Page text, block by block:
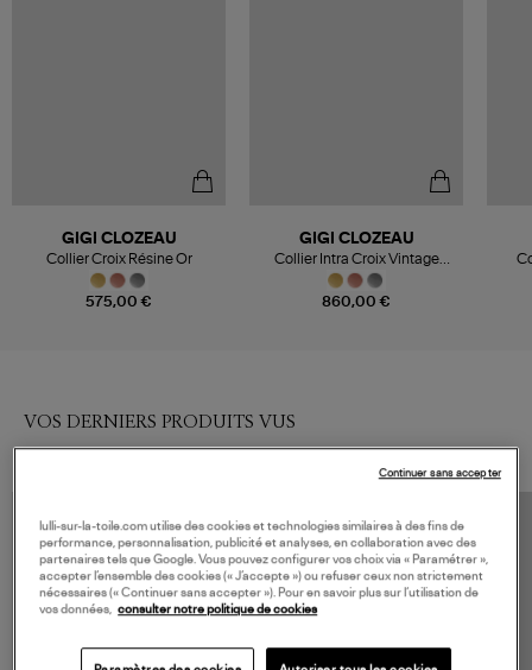
575,00 €
GIGI CLOZEAU
Collier Croix Résine Or
860,00 €
GIGI CLOZEAU
Collier Intra Croix Vintage
Diamants Résine Or
VOS DERNIERS PRODUITS VUS
lulli-sur-la-toile.com utilise des cookies et technologies similaires à des fins de
performance, personnalisation, publicité et analyses, en collaboration avec des
partenaires tels que Google. Vous pouvez configurer vos choix via « Paramétrer »,
accepter l’ensemble des cookies (« J’accepte ») ou refuser ceux non strictement
nécessaires (« Continuer sans accepter »). Pour en savoir plus sur l’utilisation de
vos données, consulter notre politique de cookies
Continuer sans accepter